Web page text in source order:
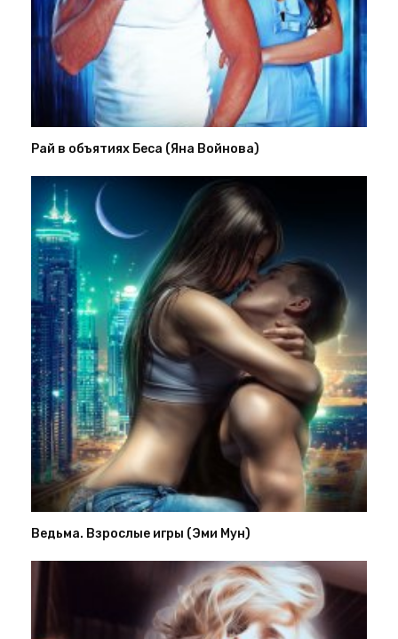
Рай в объятиях Беса (Яна Войнова)
Ведьма. Взрослые игры (Эми Мун)